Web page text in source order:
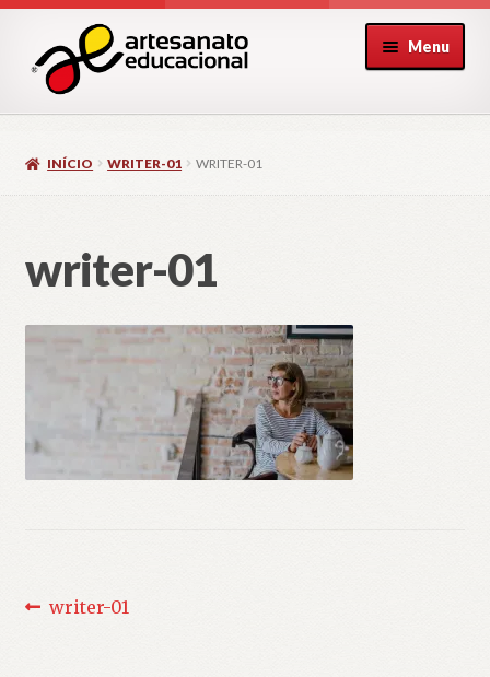
para
navegação
para
conteúdo
Menu
INÍCIO WRITER-01 WRITER-01
writer-01
Navegação
Post
writer-01